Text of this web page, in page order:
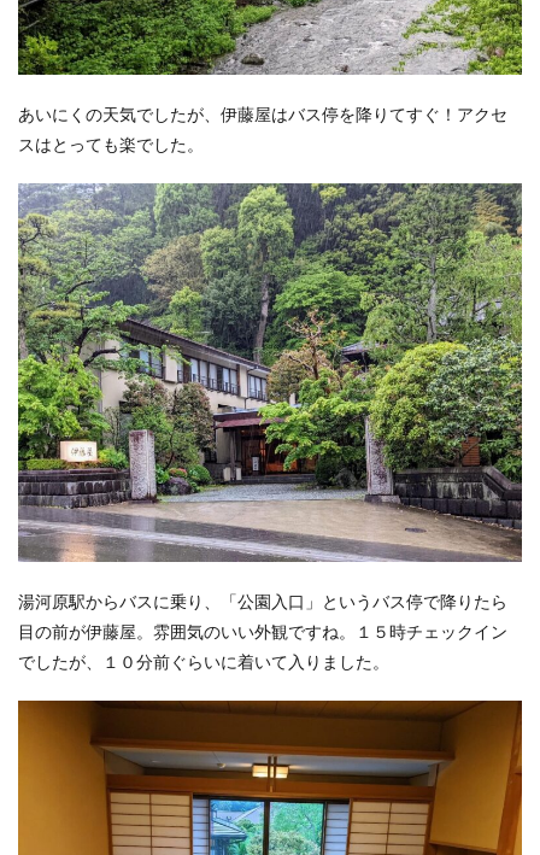
あいにくの天気でしたが、伊藤屋はバス停を降りてすぐ！アクセ
スはとっても楽でした。
湯河原駅からバスに乗り、「公園入口」というバス停で降りたら
目の前が伊藤屋。雰囲気のいい外観ですね。１５時チェックイン
でしたが、１０分前ぐらいに着いて入りました。